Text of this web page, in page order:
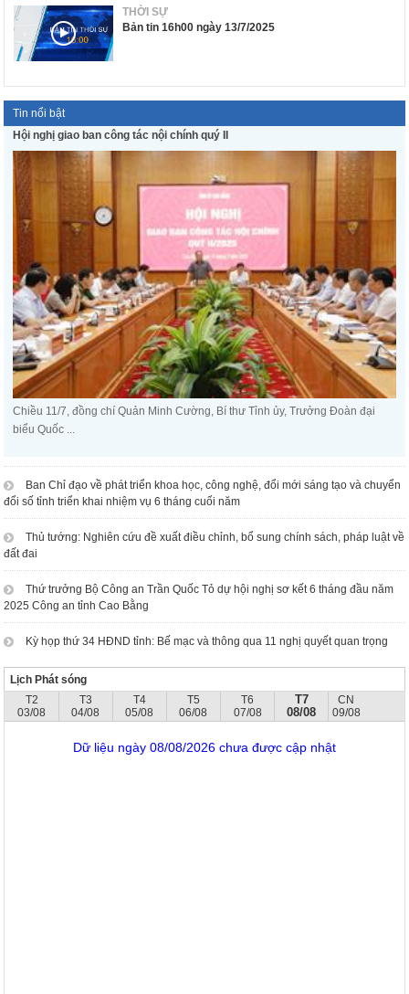
THỜI SỰ
Bản tin 16h00 ngày 13/7/2025
Tin nổi bật
Hội nghị giao ban công tác nội chính quý II
Chiều 11/7, đồng chí Quản Minh Cường, Bí thư Tỉnh ủy, Trưởng Đoàn đại
biểu Quốc ...
Ban Chỉ đạo về phát triển khoa học, công nghệ, đổi mới sáng tạo và chuyển
đổi số tỉnh triển khai nhiệm vụ 6 tháng cuối năm
Thủ tướng: Nghiên cứu đề xuất điều chỉnh, bổ sung chính sách, pháp luật về
đất đai
Thứ trưởng Bộ Công an Trần Quốc Tỏ dự hội nghị sơ kết 6 tháng đầu năm
2025 Công an tỉnh Cao Bằng
Kỳ họp thứ 34 HĐND tỉnh: Bế mạc và thông qua 11 nghị quyết quan trọng
Lịch Phát sóng
T2
03/08
T3
04/08
T4
05/08
T5
06/08
T6
07/08
T7
08/08
CN
09/08
Dữ liệu ngày 08/08/2026 chưa được cập nhật